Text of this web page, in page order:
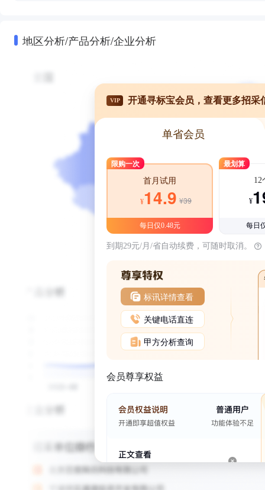
地区分析/产品分析/企业分析
VIP 开通寻标宝会员，查看更多招采
单省会员
限购一次
首月试用
¥14.9 ¥39
每日仅0.48元
最划算
12
¥
每日
到期29元/月/省自动续费，可随时取消。
标讯详情查看
关键电话直连
甲方分析查询
会员尊享权益